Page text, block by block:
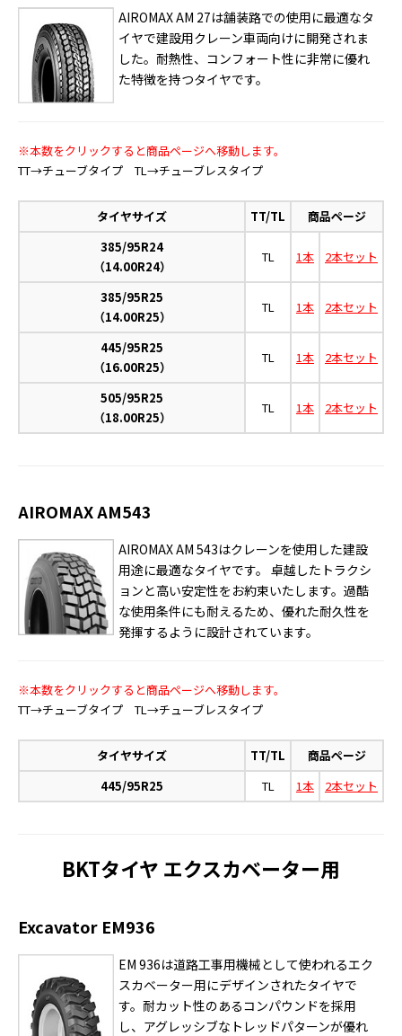
AIROMAX AM 27は舗装路での使用に最適なタ
イヤで建設用クレーン車両向けに開発されま
した。耐熱性、コンフォート性に非常に優れ
た特徴を持つタイヤです。
※本数をクリックすると商品ページへ移動します。
TT→チューブタイプ TL→チューブレスタイプ
タイヤサイズ TT/TL
商品ページ
385/95R24
（14.00R24）
TL 1本 2本セット
385/95R25
（14.00R25）
TL 1本 2本セット
445/95R25
（16.00R25）
TL 1本 2本セット
505/95R25
（18.00R25）
TL 1本 2本セット
AIROMAX AM543
AIROMAX AM 543はクレーンを使用した建設
用途に最適なタイヤです。 卓越したトラクシ
ョンと高い安定性をお約束いたします。過酷
な使用条件にも耐えるため、優れた耐久性を
発揮するように設計されています。
※本数をクリックすると商品ページへ移動します。
TT→チューブタイプ TL→チューブレスタイプ
タイヤサイズ TT/TL
商品ページ
445/95R25
TL 1本 2本セット
BKTタイヤ エクスカベーター用
Excavator EM936
EM 936は道路工事用機械として使われるエク
スカベーター用にデザインされたタイヤで
す。耐カット性のあるコンパウンドを採用
し、アグレッシブなトレッドパターンが優れ